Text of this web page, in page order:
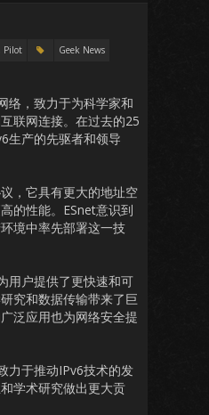
Pilot
Geek News
络，致力于为科学家和
联网连接。在过去的25
生产的先驱者和领导
，它具有更大的地址空
的性能。ESnet意识到
境中率先部署这一技
用户提供了更快速和可
究和数据传输带来了巨
泛应用也为网络安全提
力于推动IPv6技术的发
学术研究做出更大贡